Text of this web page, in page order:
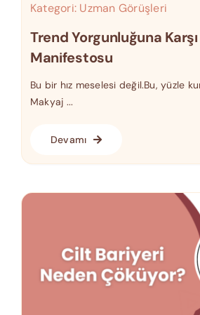
Kategori: Uzman Görüşleri
Trend Yorgunluğuna
Manifestosu
Bu bir hız meselesi değil.Bu, yüzle
Makyaj ...
Devamı